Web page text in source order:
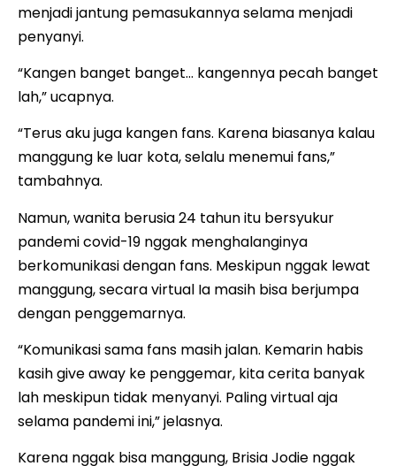
menjadi jantung pemasukannya selama menjadi
penyanyi.
“Kangen banget banget… kangennya pecah banget
lah,” ucapnya.
“Terus aku juga kangen fans. Karena biasanya kalau
manggung ke luar kota, selalu menemui fans,”
tambahnya.
Namun, wanita berusia 24 tahun itu bersyukur
pandemi covid-19 nggak menghalanginya
berkomunikasi dengan fans. Meskipun nggak lewat
manggung, secara virtual Ia masih bisa berjumpa
dengan penggemarnya.
“Komunikasi sama fans masih jalan. Kemarin habis
kasih give away ke penggemar, kita cerita banyak
lah meskipun tidak menyanyi. Paling virtual aja
selama pandemi ini,” jelasnya.
Karena nggak bisa manggung, Brisia Jodie nggak